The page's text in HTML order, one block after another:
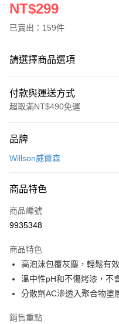
NT$299
已賣出：159件
請選擇商品選項
付款與運送方式
超取滿NT$490免運
信用卡一次付款
3 期 0 利率 每期
合作金庫商業銀行
上海商業儲蓄銀行
臺灣中小企業銀行
匯豐（台灣）商業銀行
聯邦商業銀行
元大商業銀行
台新國際商業銀行
超商取貨付款
LINE Pay
Apple Pay
街口支付
悠遊付
Google Pay
品牌
Willson威爾森
商品特色
商品編號
9935348
商品特色
高泡沫包覆灰塵，輕鬆有
溫中性pH和不傷烤漆，不
分散劑AC滲透入聚合物塗
銷售重點